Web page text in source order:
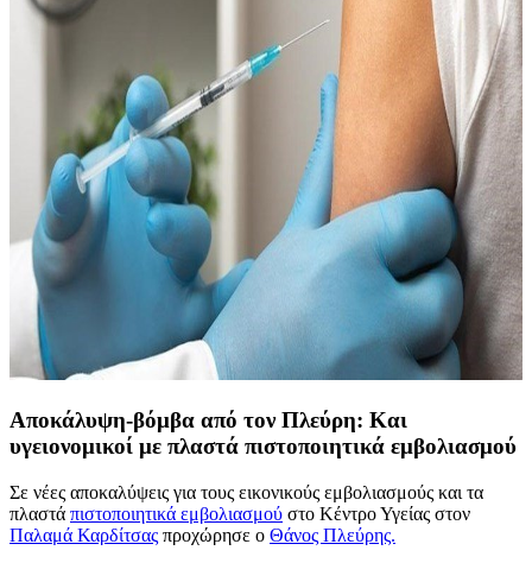
Αποκάλυψη-βόμβα από τον Πλεύρη: Και
υγειονομικοί με πλαστά πιστοποιητικά εμβολιασμού
Σε νέες αποκαλύψεις για τους εικονικούς εμβολιασμούς και τα
πλαστά πιστοποιητικά εμβολιασμού στο Κέντρο Υγείας στον
Παλαμά Καρδίτσας προχώρησε ο Θάνος Πλεύρης.